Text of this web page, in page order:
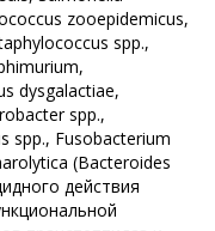
zooepidemicus,
spp.,
dysgalactiae,
spp.,
spp., Fusobacterium
(Bacteroides
действия